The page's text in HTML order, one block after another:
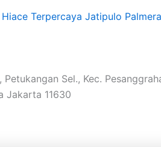
Hiace Terpercaya Jatipulo
Sel., Kec.
Jakarta 11630